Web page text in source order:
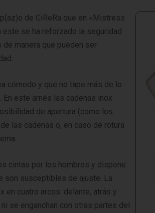
de CiReRa que en «Mistress
este se ha reforzado la seguridad
manera que pueden ser
cómodo y que no tape más de lo
este arnés las cadenas inox
de apertura (como los
las cadenas o, en caso de rotura
cintas por los hombros y dispone
son susceptibles de ajuste. La
en cuatro arcos: delante, atrás y
se enganchan con otras partes del